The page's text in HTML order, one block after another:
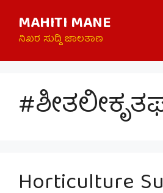
content
MAHITI MANE
ನಿಖರ ಸುದ್ದಿ ಜಾಲತಾಣ
Horticulture